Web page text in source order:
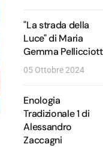
"La strada della
Luce" di Maria
Gemma
05 Ottobre 2024
Enologia
Tradizionale 1 di
Alessandro
Zaccagni